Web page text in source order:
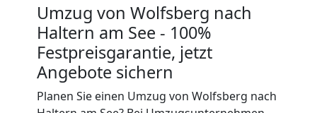
Umzug von Wolfsberg nach
Haltern am See - 100%
Festpreisgarantie, jetzt
Angebote sichern
Planen Sie einen Umzug von Wolfsberg nach
Wolfsberg
Umzug